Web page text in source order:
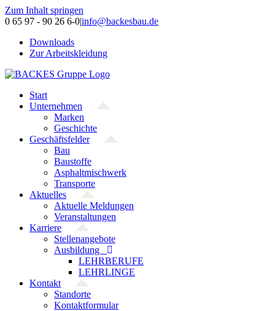
Zum Inhalt springen
0 65 97 - 90 26 6-0|info@backesbau.de
Downloads
Zur Arbeitskleidung
Start
Unternehmen
Marken
Geschichte
Geschäftsfelder
Bau
Baustoffe
Asphaltmischwerk
Transporte
Aktuelles
Aktuelle Meldungen
Veranstaltungen
Karriere
Stellenangebote
Ausbildung
LEHRBERUFE
LEHRLINGE
Kontakt
Standorte
Kontaktformular